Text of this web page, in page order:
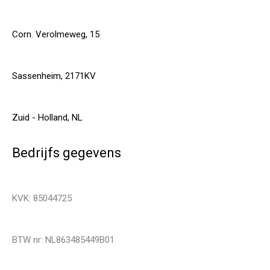
Corn. Verolmeweg, 15
Sassenheim, 2171KV
Zuid - Holland, NL
Bedrijfs gegevens
KVK: 85044725
BTW nr: NL863485449B01